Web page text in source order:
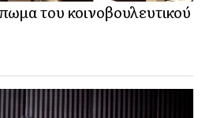
του κοινοβουλευτικού